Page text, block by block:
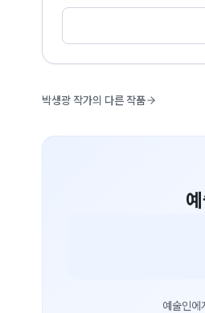
박생광 작가의 다른 작품
예술인에